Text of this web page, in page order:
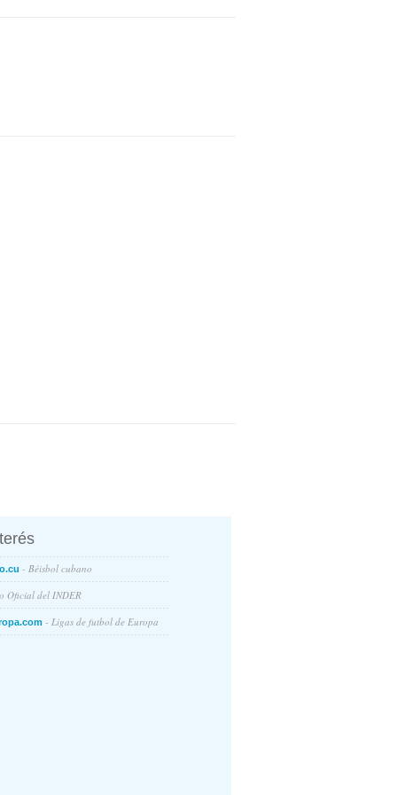
- Béisbol cubano
Oficial del INDER
- Ligas de futbol de Europa